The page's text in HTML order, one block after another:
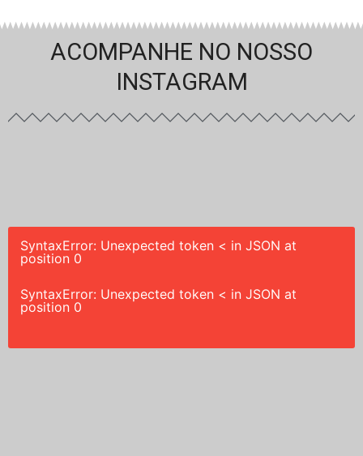
ACOMPANHE NO NOSSO
INSTAGRAM
SyntaxError: Unexpected token < in JSON at
position 0
SyntaxError: Unexpected token < in JSON at
position 0